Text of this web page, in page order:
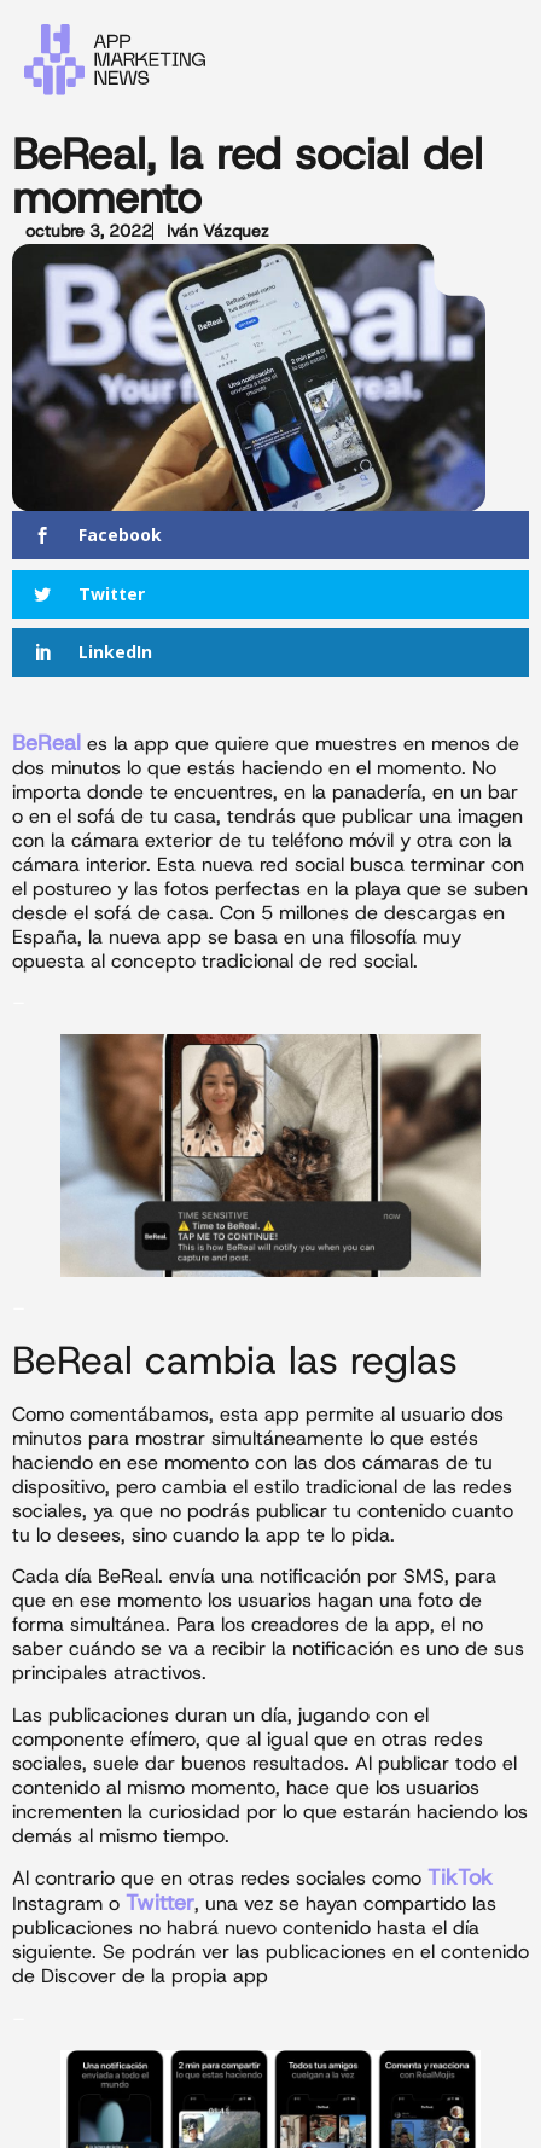
BeReal, la red social del
momento
octubre 3, 2022 Iván Vázquez
Facebook
Twitter
LinkedIn
BeReal es la app que quiere que muestres en menos de
dos minutos lo que estás haciendo en el momento. No
importa donde te encuentres, en la panadería, en un bar
o en el sofá de tu casa, tendrás que publicar una imagen
con la cámara exterior de tu teléfono móvil y otra con la
cámara interior. Esta nueva red social busca terminar con
el postureo y las fotos perfectas en la playa que se suben
desde el sofá de casa. Con 5 millones de descargas en
España, la nueva app se basa en una filosofía muy
opuesta al concepto tradicional de red social.
BeReal cambia las reglas
Como comentábamos, esta app permite al usuario dos
minutos para mostrar simultáneamente lo que estés
haciendo en ese momento con las dos cámaras de tu
dispositivo, pero cambia el estilo tradicional de las redes
sociales, ya que no podrás publicar tu contenido cuanto
tu lo desees, sino cuando la app te lo pida.
Cada día BeReal. envía una notificación por SMS, para
que en ese momento los usuarios hagan una foto de
forma simultánea. Para los creadores de la app, el no
saber cuándo se va a recibir la notificación es uno de sus
principales atractivos.
Las publicaciones duran un día, jugando con el
componente efímero, que al igual que en otras redes
sociales, suele dar buenos resultados. Al publicar todo el
contenido al mismo momento, hace que los usuarios
incrementen la curiosidad por lo que estarán haciendo los
demás al mismo tiempo.
Al contrario que en otras redes sociales como TikTok
Instagram o Twitter, una vez se hayan compartido las
publicaciones no habrá nuevo contenido hasta el día
siguiente. Se podrán ver las publicaciones en el contenido
de Discover de la propia app